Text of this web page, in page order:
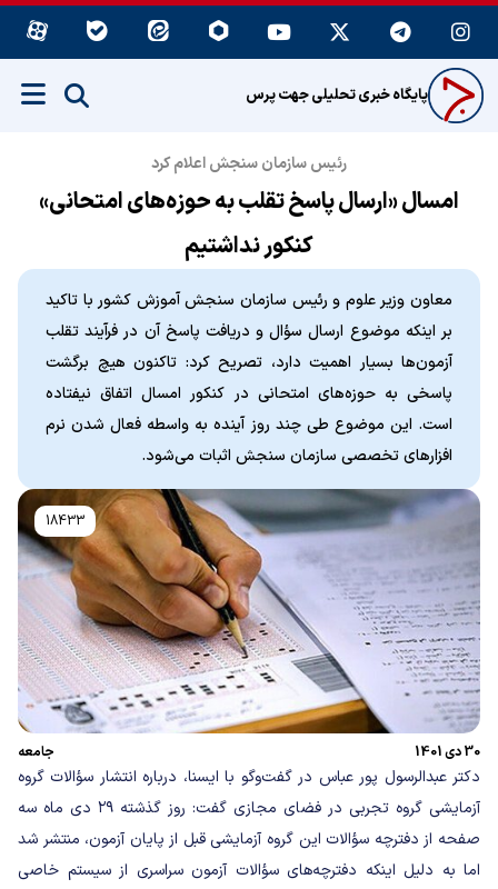
پایگاه خبری تحلیلی جهت پرس
رئیس سازمان سنجش اعلام کرد
امسال «ارسال پاسخ تقلب به حوزه‌های امتحانی»
کنکور نداشتیم
معاون وزیر علوم و رئیس سازمان سنجش آموزش کشور با تاکید
بر اینکه موضوع ارسال سؤال و دریافت پاسخ آن در فرآیند تقلب
آزمون‌ها بسیار اهمیت دارد، تصریح کرد: تاکنون هیچ برگشت
پاسخی به حوزه‌های امتحانی در کنکور امسال اتفاق نیفتاده
است. این موضوع طی چند روز آینده به واسطه فعال شدن نرم
افزارهای تخصصی سازمان سنجش اثبات می‌شود.
18433
30 دی 1401 جامعه
دکتر عبدالرسول پور عباس در گفت‌وگو با ایسنا، درباره انتشار سؤالات گروه
آزمایشی گروه تجربی در فضای مجازی گفت: روز گذشته ۲۹ دی ماه سه
صفحه از دفترچه سؤالات این گروه آزمایشی قبل از پایان آزمون، منتشر شد
اما به دلیل اینکه دفترچه‌های سؤالات آزمون سراسری از سیستم خاصی